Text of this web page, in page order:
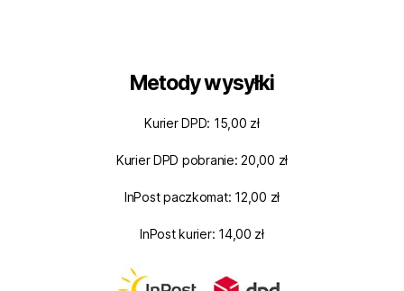
Metody wysyłki
Kurier DPD: 15,00 zł
Kurier DPD pobranie: 20,00 zł
InPost paczkomat: 12,00 zł
InPost kurier: 14,00 zł